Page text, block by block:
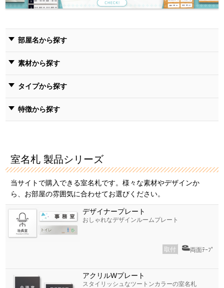
部屋名から探す
素材から探す
タイプから探す
特徴から探す
室名札 製品シリーズ
当サイトで購入できる室名札です。様々な素材やデザインか
ら、お部屋の雰囲気に合わせてお選びください。
デザイナープレート
おしゃれなデザインルームプレート
取付 両面ﾃｰﾌﾟ
アクリルWプレート
スタイリッシュなツートンカラーの室名札